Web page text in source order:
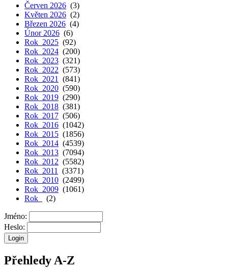
Červen 2026 (3)
Květen 2026 (2)
Březen 2026 (4)
Únor 2026 (6)
Rok 2025 (92)
Rok 2024 (200)
Rok 2023 (321)
Rok 2022 (573)
Rok 2021
(841)
Rok 2020 (590)
Rok 2019 (290)
Rok 2018 (381)
Rok 2017 (506)
Rok 2016 (1042)
Rok 2015 (1856)
Rok 2014 (4539)
Rok 2013 (7094)
Rok 2012 (5582)
Rok 2011
(3371)
Rok 2010 (2499)
Rok 2009 (1061)
Rok
(2)
Jméno:
Heslo:
Přehledy A-Z